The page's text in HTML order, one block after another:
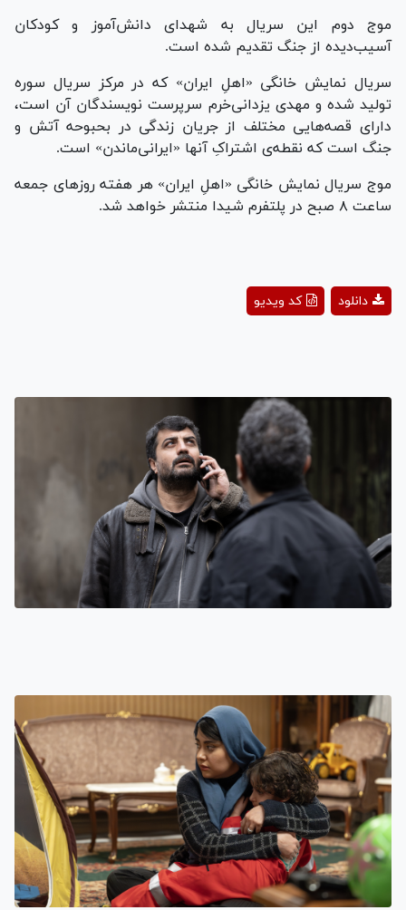
موج دوم این سریال به شهدای دانش‌آموز و کودکان
آسیب‌دیده از جنگ تقدیم شده است.
سریال نمایش خانگی «اهلِ ایران» که در مرکز سریال سوره
تولید شده و مهدی یزدانی‌خرم سرپرست نویسندگان آن است،
دارای قصه‌هایی مختلف از جریان زندگی در بحبوحه آتش و
جنگ است که نقطه‌ی اشتراکِ آنها «ایرانی‌ماندن» است.
موج سریال نمایش خانگی «اهلِ ایران» هر هفته روز‌های جمعه
ساعت ٨ صبح در پلتفرم شیدا منتشر خواهد شد.
Playکد ویدیو دانلود